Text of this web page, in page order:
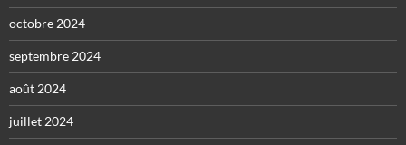
octobre 2024
septembre 2024
août 2024
juillet 2024